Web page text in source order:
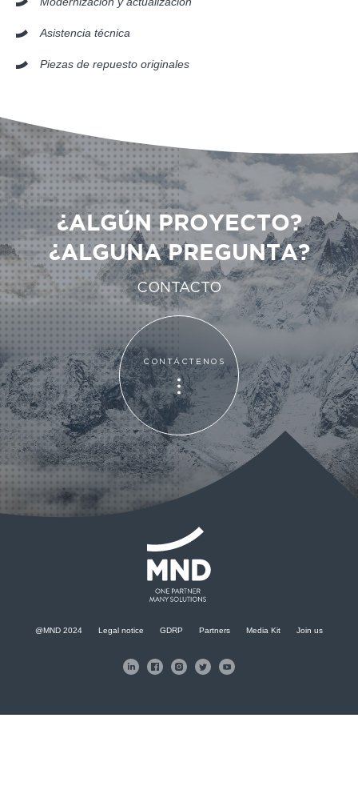
Asistencia técnica
Piezas de repuesto originales
¿ALGÚN PROYECTO?
¿ALGUNA PREGUNTA?
CONTACTO
CONTÁCTENOS
CONTÁCTENOS
@MND 2024 Legal notice GDRP Partners Media Kit Join us